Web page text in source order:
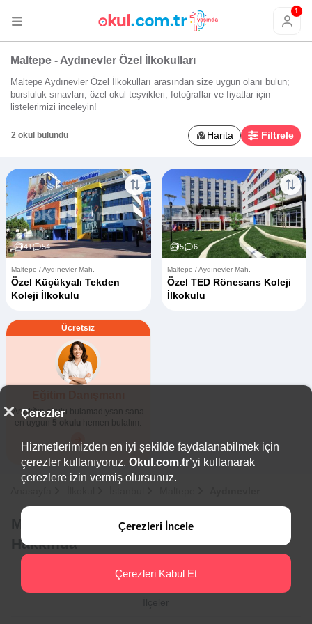
1
Maltepe - Aydınevler Özel İlkokulları
Maltepe Aydınevler Özel İlkokulları arasından size uygun olanı bulun;
bursluluk sınavları, özel okul teşvikleri, fotoğraflar ve fiyatlar için
listelerimizi inceleyin!
2 okul bulundu Harita Filtrele
41 54
Maltepe / Aydınevler Mah.
Özel Küçükyalı Tekden
Koleji İlkokulu
5 6
Maltepe / Aydınevler Mah.
Özel TED Rönesans Koleji
İlkokulu
Ücretsiz
Aradığın okulu bulamadıysan sana
en uygun 5 okulu hemen bulalım.
Maltepe - Aydınevler Özel İlkokulları
Hakkında
Çerezler
Hizmetlerimizden en iyi şekilde faydalanabilmek için
çerezler kullanıyoruz. Okul.com.tr’yi kullanarak
çerezlere izin vermiş olursunuz.
Çerezleri İncele
Çerezleri Kabul Et